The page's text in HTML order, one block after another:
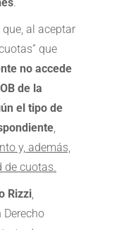
al aceptar
que
no accede
de la
el tipo de
y, además,
de cuotas.
Rizzi